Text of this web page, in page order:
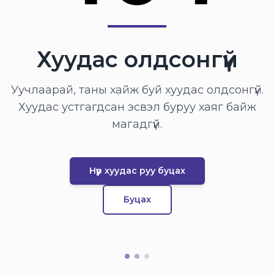
Хуудас олдсонгүй
Уучлаарай, таны хайж буй хуудас олдсонгүй.
Хуудас устгагдсан эсвэл буруу хаяг байж
магадгүй.
Нүүр хуудас руу буцах
Буцах